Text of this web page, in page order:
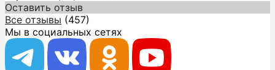
Оставить отзыв
Все отзывы (457)
Мы в социальных сетях